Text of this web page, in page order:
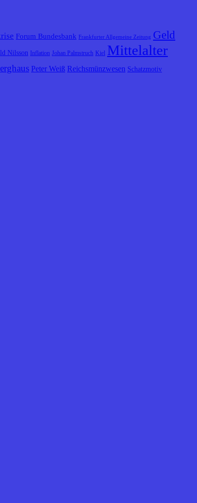
Forum Bundesbank Frankfurter Allgemeine Zeitung Geld
Nilsson Inflation Johan Palmstruch Kiel Mittelalter
Peter Weiß Reichsmünzwesen Schatzmotiv